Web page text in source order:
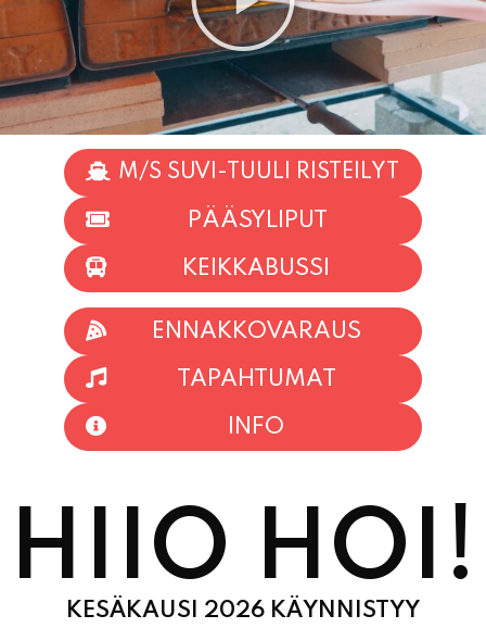
M/S SUVI-TUULI RISTEILYT
PÄÄSYLIPUT
KEIKKABUSSI
ENNAKKOVARAUS
TAPAHTUMAT
INFO
HIIO HOI!
KESÄKAUSI 2026 KÄYNNISTYY